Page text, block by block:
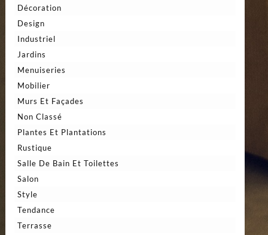
Décoration
Design
Industriel
Jardins
Menuiseries
Mobilier
Murs Et Façades
Non Classé
Plantes Et Plantations
Rustique
Salle De Bain Et Toilettes
Salon
Style
Tendance
Terrasse